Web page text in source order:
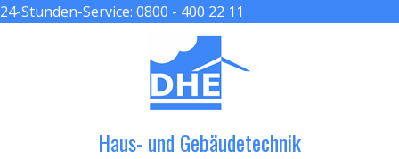
24-Stunden-Service: 0800 - 400 22 11
Haus- und Gebäudetechnik